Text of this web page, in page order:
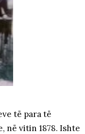
të para të
në vitin 1878. Ishte